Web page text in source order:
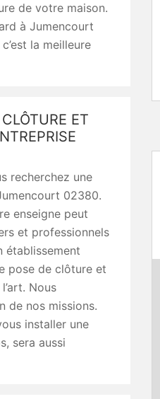
de votre maison.
à Jumencourt
la meilleure
ET
recherchez une
02380.
enseigne peut
et professionnels
établissement
pose de clôture et
Nous
de nos missions.
installer une
sera aussi